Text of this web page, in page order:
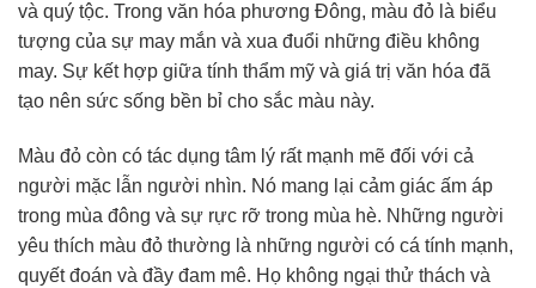
và quý tộc. Trong văn hóa phương Đông, màu đỏ là biểu
tượng của sự may mắn và xua đuổi những điều không
may. Sự kết hợp giữa tính thẩm mỹ và giá trị văn hóa đã
tạo nên sức sống bền bỉ cho sắc màu này.
Màu đỏ còn có tác dụng tâm lý rất mạnh mẽ đối với cả
người mặc lẫn người nhìn. Nó mang lại cảm giác ấm áp
trong mùa đông và sự rực rỡ trong mùa hè. Những người
yêu thích màu đỏ thường là những người có cá tính mạnh,
quyết đoán và đầy đam mê. Họ không ngại thử thách và